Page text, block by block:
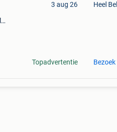
3 aug 26
Topadvertentie
Heel